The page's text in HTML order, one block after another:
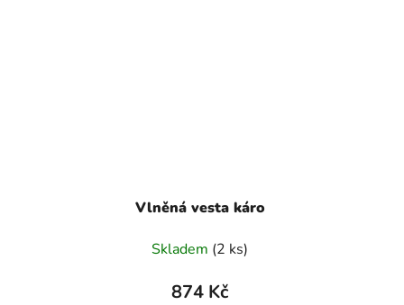
Vlněná vesta káro
Skladem (2 ks)
874 Kč